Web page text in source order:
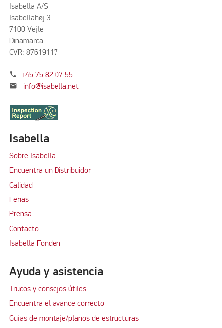
Isabella A/S
Isabellahøj 3
7100 Vejle
Dinamarca
CVR: 87619117
phone +45 75 82 07 55
mail info@isabella.net
Isabella
Sobre Isabella
Encuentra un Distribuidor
Calidad
Ferias
Prensa
Contacto
Isabella Fonden
Ayuda y asistencia
Trucos y consejos útiles
Encuentra el avance correcto
Guías de montaje/planos de estructuras